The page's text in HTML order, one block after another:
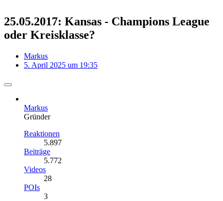
25.05.2017: Kansas - Champions League
oder Kreisklasse?
Markus
5. April 2025 um 19:35
Markus
Gründer
Reaktionen
5.897
Beiträge
5.772
Videos
28
POIs
3